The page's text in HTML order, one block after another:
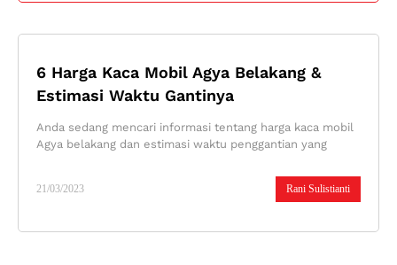
6 Harga Kaca Mobil Agya Belakang &
Estimasi Waktu Gantinya
Rani Sulistianti
21/03/2023
Anda sedang mencari informasi tentang harga kaca mobil
Agya belakang dan estimasi waktu penggantian yang